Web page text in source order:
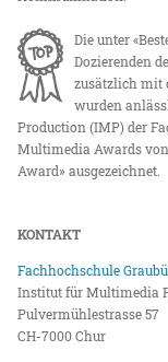
Die unter
Dozierenden
zusätzlich mit
wurden
Production (IMP) der
Multimedia Awards
Award» ausgezeichnet.
KONTAKT
Fachhochschule
Institut für Multimedia
Pulvermühlestrasse 57
CH-7000 Chur